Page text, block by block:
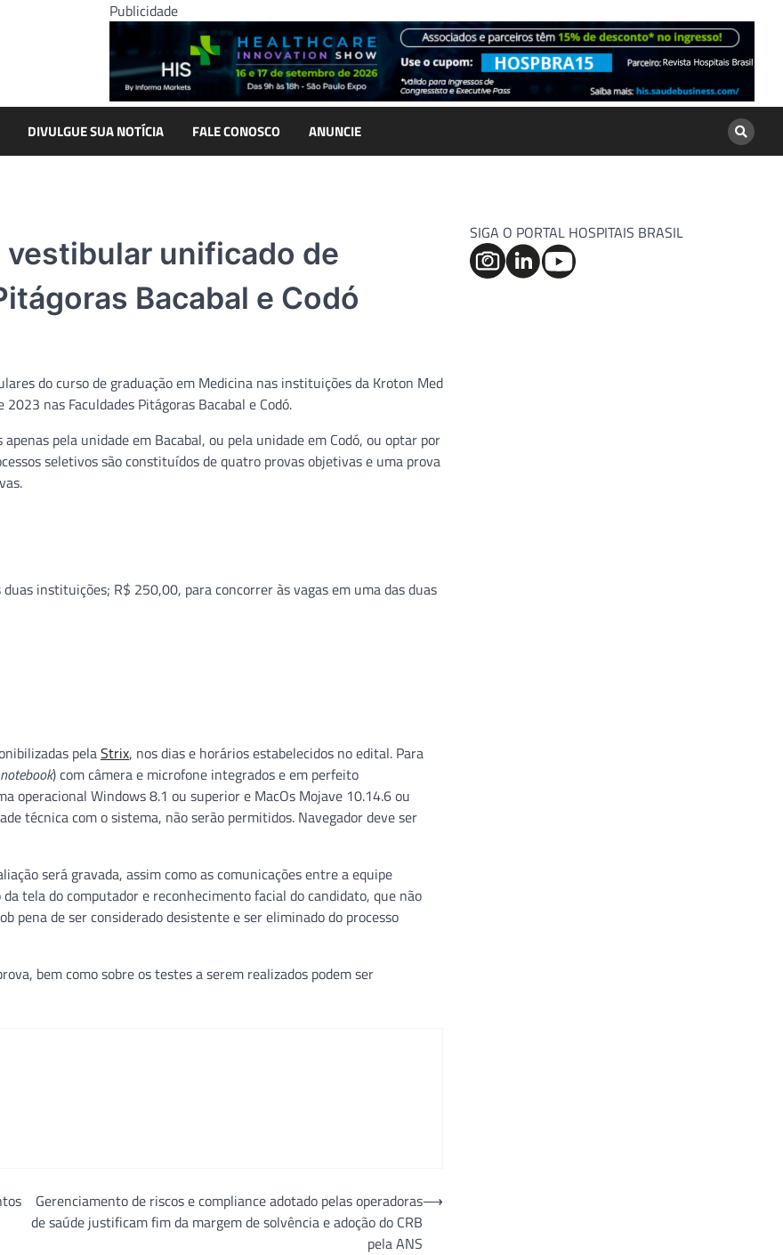
Publicidade
DIVULGUE SUA NOTÍCIA FALE CONOSCO ANUNCIE
unificado de
Bacabal e Codó
do curso de graduação em Medicina nas instituições da Kroton Med
nas Faculdades Pitágoras Bacabal e Codó.
pela unidade em Bacabal, ou pela unidade em Codó, ou optar por
seletivos são constituídos de quatro provas objetivas e uma prova
instituições; R$ 250,00, para concorrer às vagas em uma das duas
pelaStrix, nos dias e horários estabelecidos no edital. Para
notebook) com câmera e microfone integrados e em perfeito
operacional Windows 8.1 ou superior e MacOs Mojave 10.14.6 ou
técnica com o sistema, não serão permitidos. Navegador deve ser
será gravada, assim como as comunicações entre a equipe
tela do computador e reconhecimento facial do candidato, que não
pena de ser considerado desistente e ser eliminado do processo
bem como sobre os testes a serem realizados podem ser
Gerenciamento de riscos e compliance adotado pelas operadoras
de saúde justificam fim da margem de solvência e adoção do CRB
pela ANS
⟶
SIGA O PORTAL HOSPITAIS BRASIL